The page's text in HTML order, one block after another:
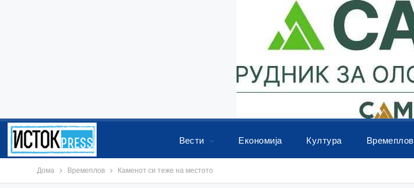
Вести Економија Култура Времеплов
Дома Времеплов Каменот си теже на местото